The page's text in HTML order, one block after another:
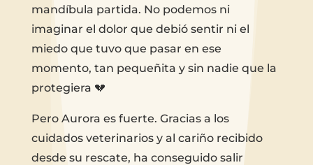
mandíbula partida. No podemos ni
imaginar el dolor que debió sentir ni el
miedo que tuvo que pasar en ese
momento, tan pequeñita y sin nadie que la
protegiera 💔
Pero Aurora es fuerte. Gracias a los
cuidados veterinarios y al cariño recibido
desde su rescate, ha conseguido salir